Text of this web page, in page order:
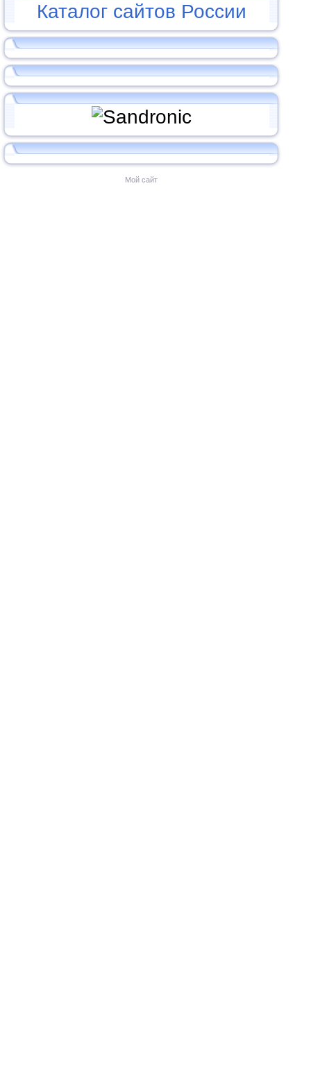
Каталог сайтов России
Мой сайт